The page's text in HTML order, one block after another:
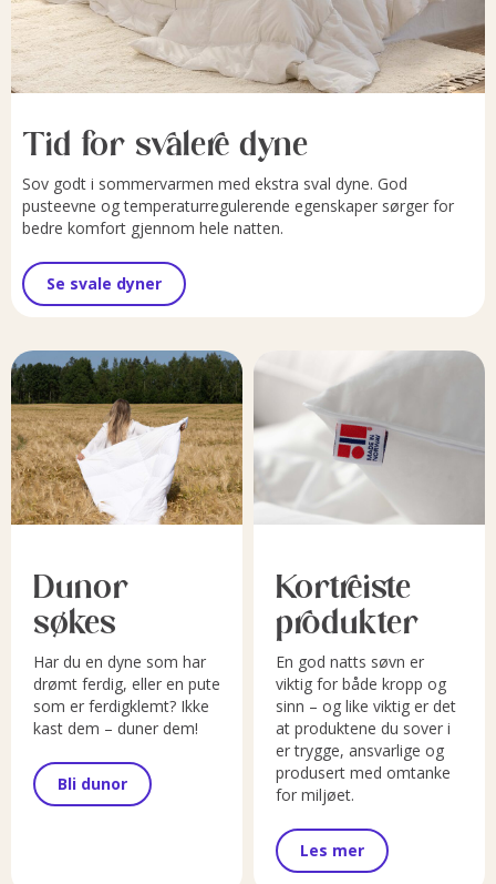
Tid for svalere dyne
Sov godt i sommervarmen med ekstra sval dyne. God
pusteevne og temperaturregulerende egenskaper sørger for
bedre komfort gjennom hele natten.
Se svale dyner
Dunor
søkes
Har du en dyne som har
drømt ferdig, eller en pute
som er ferdigklemt? Ikke
kast dem – duner dem!
Bli dunor
Kortreiste
produkter
En god natts søvn er
viktig for både kropp og
sinn – og like viktig er det
at produktene du sover i
er trygge, ansvarlige og
produsert med omtanke
for miljøet.
Les mer